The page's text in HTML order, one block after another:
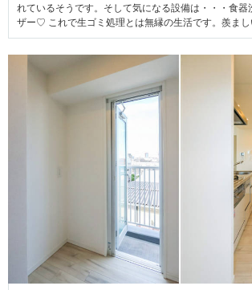
れているそうです。そして気になる設備は・・・食器
ザー♡ これで生ゴミ処理とは無縁の生活です。羨まし